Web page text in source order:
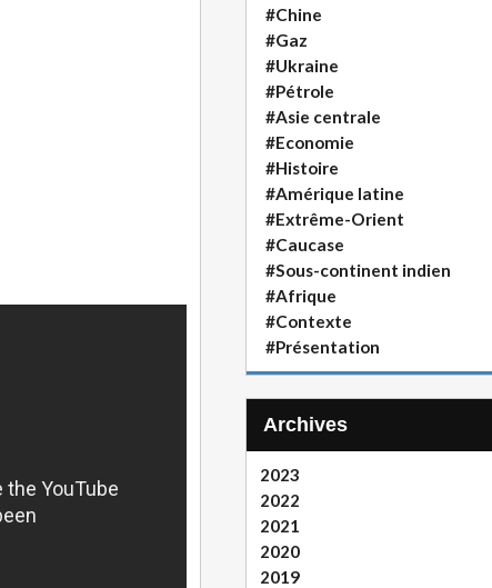
#Chine
#Gaz
#Ukraine
#Pétrole
#Asie centrale
#Economie
#Histoire
#Amérique latine
#Extrême-Orient
#Caucase
#Sous-continent indien
#Afrique
#Contexte
#Présentation
Archives
2023
2022
2021
2020
2019